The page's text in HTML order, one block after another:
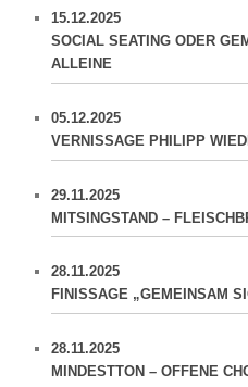
15.12.2025
SOCIAL SEATING ODER
ALLEINE
05.12.2025
VERNISSAGE PHILIPP
29.11.2025
MITSINGSTAND –
28.11.2025
FINISSAGE „GEMEINSAM
28.11.2025
MINDESTTON – OFFENE